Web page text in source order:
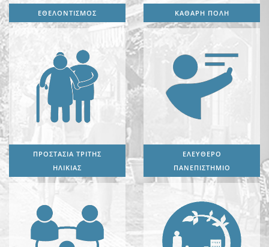
ΕΘΕΛΟΝΤΙΣΜΟΣ ΚΑΘΑΡΗ ΠΟΛΗ
ΠΡΟΣΤΑΣΙΑ ΤΡΙΤΗΣ
ΗΛΙΚΙΑΣ
ΕΛΕΥΘΕΡΟ
ΠΑΝΕΠΙΣΤΗΜΙΟ